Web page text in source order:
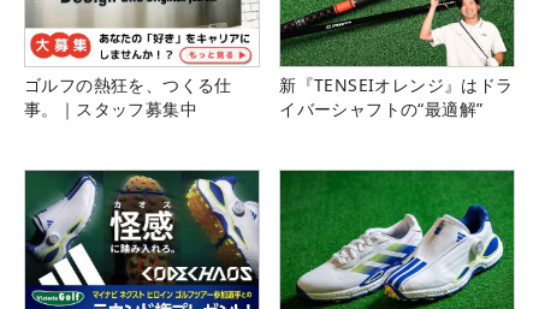
ゴルフの熱狂を、つくる仕
事。｜スタッフ募集中
新『TENSEIオレンジ』はドラ
イバーシャフトの“最適解”